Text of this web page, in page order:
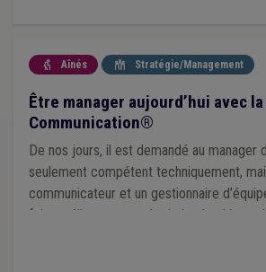
 Aînés  Stratégie/Management
Être manager aujourd’hui avec
Communication®
De nos jours, il est demandé au manager
seulement compétent techniquement,
communicateur et un gestionnaire
fois améliorer son style de leadership et